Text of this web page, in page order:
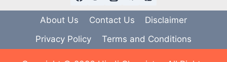
About Us Contact Us
Disclaimer
Privacy Policy
Terms and Conditions